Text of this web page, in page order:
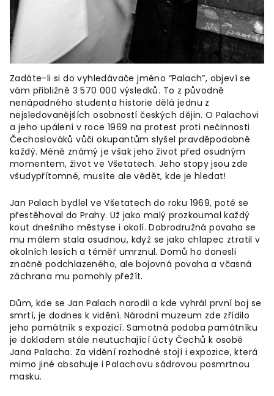
Zadáte-li si do vyhledávače jméno “Palach”, objeví se
vám přibližně 3 570 000 výsledků. To z původně
nenápadného studenta historie dělá jednu z
nejsledovanějších osobností českých dějin. O Palachovi
a jeho upálení v roce 1969 na protest proti nečinnosti
Čechoslováků vůči okupantům slyšel pravděpodobně
každý. Méně známý je však jeho život před osudným
momentem, život ve Všetatech. Jeho stopy jsou zde
všudypřítomné, musíte ale vědět, kde je hledat!
Jan Palach bydlel ve Všetatech do roku 1969, poté se
přestěhoval do Prahy. Už jako malý prozkoumal každý
kout dnešního městyse i okolí. Dobrodružná povaha se
mu málem stala osudnou, když se jako chlapec ztratil v
okolních lesích a téměř umrznul. Domů ho donesli
značně podchlazeného, ale bojovná povaha a včasná
záchrana mu pomohly přežít.
Dům, kde se Jan Palach narodil a kde vyhrál první boj se
smrtí, je dodnes k vidění. Národní muzeum zde zřídilo
jeho památník s expozicí. Samotná podoba památníku
je dokladem stále neutuchající úcty Čechů k osobě
Jana Palacha. Za vidění rozhodné stojí i expozice, která
mimo jiné obsahuje i Palachovu sádrovou posmrtnou
masku.